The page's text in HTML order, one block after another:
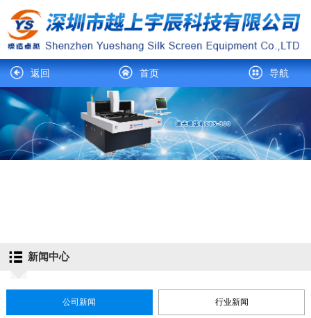
返回 首页 导航
新闻中心
公司新闻 行业新闻